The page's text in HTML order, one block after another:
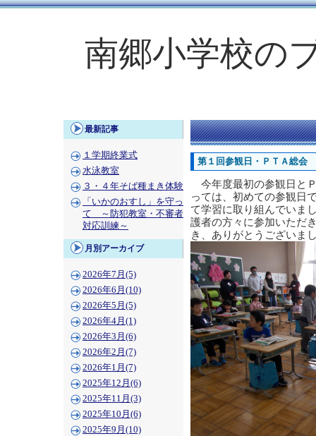
南郷小学校の
最新記事
１学期終業式
水泳教室
３・４年そば種まき体験
「いかのおすし」を守っ
て ～防犯教室・不審者
対応訓練～
月別アーカイブ
2026年7月(5)
2026年6月(10)
2026年5月(5)
2026年4月(1)
2026年3月(6)
2026年2月(7)
2026年1月(7)
2025年12月(6)
2025年11月(3)
2025年10月(6)
2025年9月(10)
第１回参観日・ＰＴＡ総会
今年度最初の参観日と
っては、初めての参観日
て学習に取り組んでいま
護者の方々に参加いただ
き、ありがとうございま